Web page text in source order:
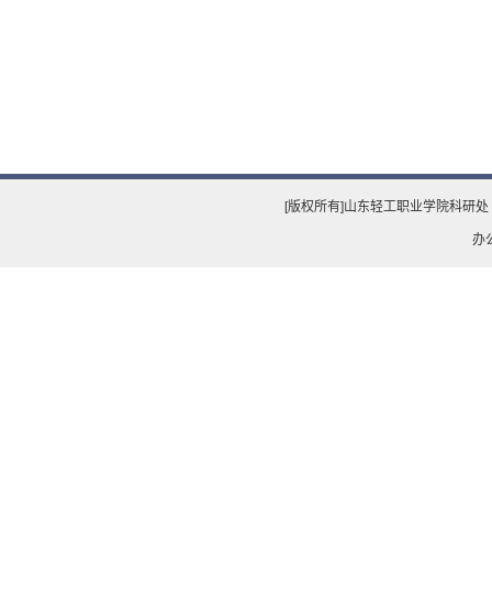
[版权所有]山东轻工职业学院科研
办